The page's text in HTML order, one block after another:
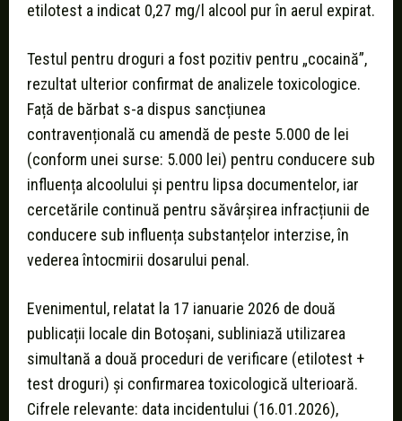
etilotest a indicat 0,27 mg/l alcool pur în aerul expirat.
Testul pentru droguri a fost pozitiv pentru „cocaină”,
rezultat ulterior confirmat de analizele toxicologice.
Față de bărbat s-a dispus sancțiunea
contravențională cu amendă de peste 5.000 de lei
(conform unei surse: 5.000 lei) pentru conducere sub
influența alcoolului și pentru lipsa documentelor, iar
cercetările continuă pentru săvârșirea infracțiunii de
conducere sub influența substanțelor interzise, în
vederea întocmirii dosarului penal.
Evenimentul, relatat la 17 ianuarie 2026 de două
publicații locale din Botoșani, subliniază utilizarea
simultană a două proceduri de verificare (etilotest +
test droguri) și confirmarea toxicologică ulterioară.
Cifrele relevante: data incidentului (16.01.2026),